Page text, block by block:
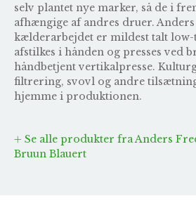
selv plantet nye marker, så de i
afhængige af andres druer.
kælderarbejdet er mildest talt low-
afstilkes i hånden og presses ved
håndbetjent vertikalpresse.
filtrering, svovl og andre
hjemme i produktionen.
Se alle produkter fra Anders
Bruun Blauert